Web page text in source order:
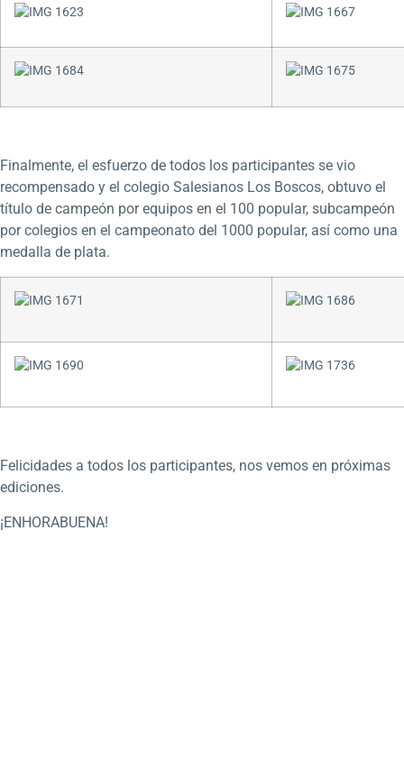
Finalmente, el esfuerzo de todos los participantes se vio
recompensado y el colegio Salesianos Los Boscos, obtuvo el
título de campeón por equipos en el 100 popular, subcampeón
por colegios en el campeonato del 1000 popular, así como una
medalla de plata.
Felicidades a todos los participantes, nos vemos en próximas
ediciones.
¡ENHORABUENA!